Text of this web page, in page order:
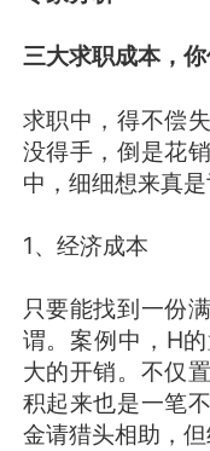
三大求职成本，你
求职中，得不偿
没得手，倒是花
中，细细想来真是
1、经济成本
只要能找到一份
谓。案例中，H
大的开销。不仅
积起来也是一笔
金请猎头相助，但